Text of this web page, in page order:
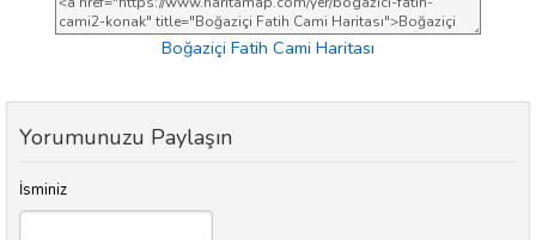
Boğaziçi Fatih Cami Haritası
Yorumunuzu Paylaşın
İsminiz